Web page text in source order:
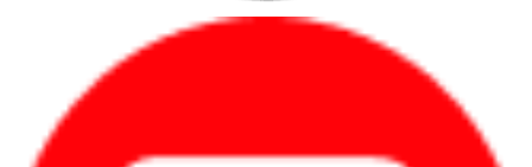
cứng 512GB SSD mang đến tốc độ xử lý vượt trội cho mọi thao
tác, tạo ra kho lưu trữ khổng lồ cho bạn trải nghiệm máy trơn tru,
mượt mà, nhanh nhạy.
Kết hợp cùng VGA NVIDIA GeForce RTX 3050 Laptop GPU 4GB
GDDR6 sẽ cho bạn trải nghiệm đắm chìm vào không gian giải trí